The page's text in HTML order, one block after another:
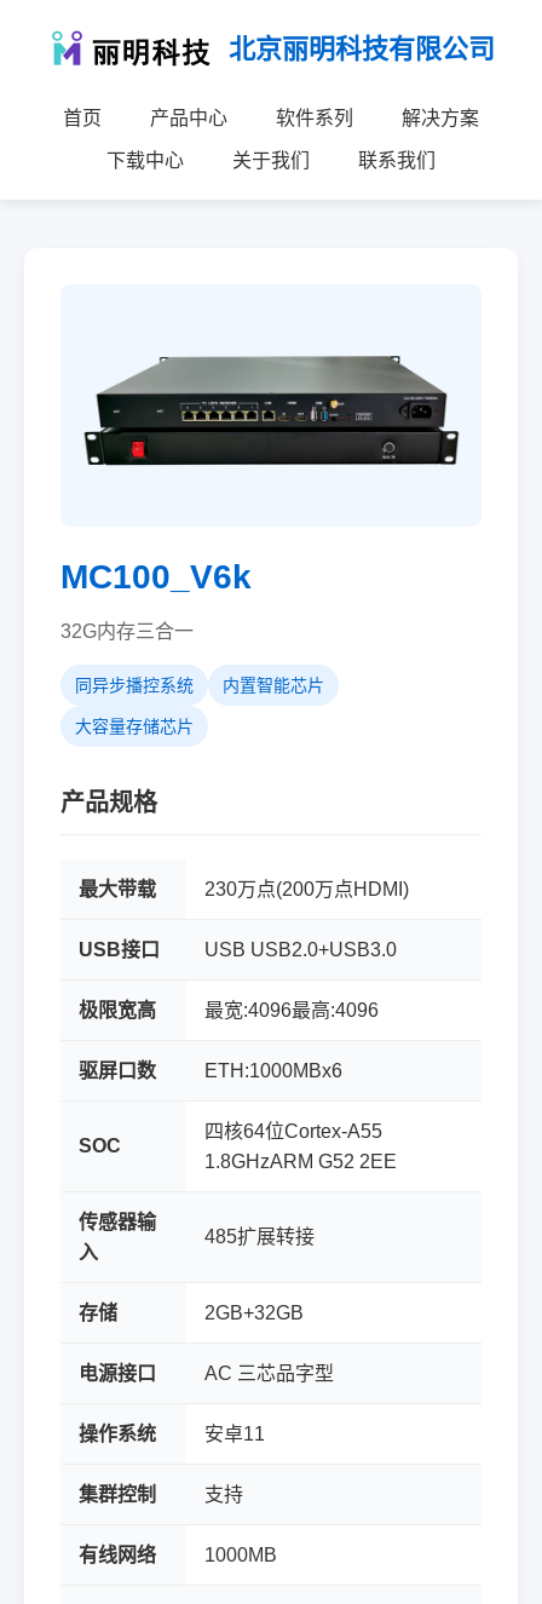
北京丽明科技有限公司
首页 产品中心 软件系列 解决方案
下载中心 关于我们 联系我们
MC100_V6k
32G内存三合一
同异步播控系统 内置智能芯片
大容量存储芯片
产品规格
最大带载 230万点(200万点HDMI)
USB接口 USB USB2.0+USB3.0
极限宽高 最宽:4096最高:4096
驱屏口数 ETH:1000MBx6
SOC
四核64位Cortex-A55
1.8GHzARM G52 2EE
传感器输
入
485扩展转接
存储 2GB+32GB
电源接口 AC 三芯品字型
操作系统 安卓11
集群控制 支持
有线网络 1000MB